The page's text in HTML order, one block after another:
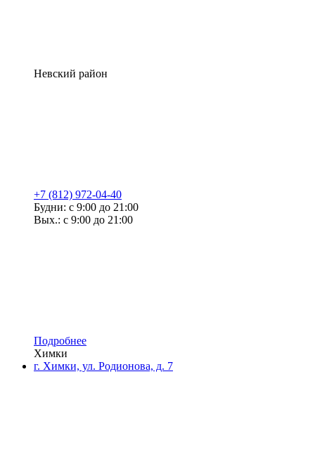
Невский район
+7 (812) 972-04-40
Будни: с 9:00 до 21:00
Вых.: с 9:00 до 21:00
Подробнее
Химки
г. Химки, ул. Родионова, д. 7